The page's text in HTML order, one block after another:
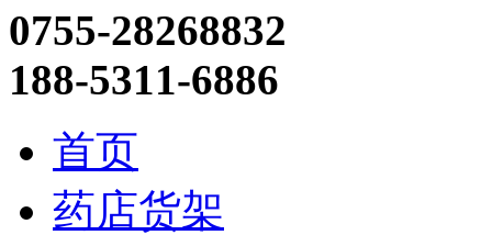
0755-28268832
188-5311-6886
首页
药店货架